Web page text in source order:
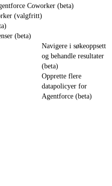
Coworker (beta)
(valgfritt)
(beta)
Navigere i søkeoppsett
og behandle resultater
(beta)
Opprette flere
datapolicyer for
Agentforce (beta)